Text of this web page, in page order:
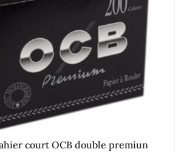
court OCB double premiun